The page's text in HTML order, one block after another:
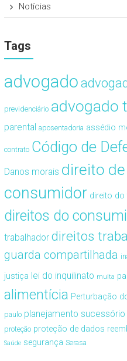
Notícias
Tags
advogado
previdenciário advogado
parental aposentadoria assédio
contrato Código de
Danos morais direito
consumidor direito do
direitos do
trabalhador direitos
guarda compartilhada
justiça lei do inquilinato multa
alimentícia Perturbação
paulo planejamento sucessório
proteção proteção de dados
Saúde segurança Serasa